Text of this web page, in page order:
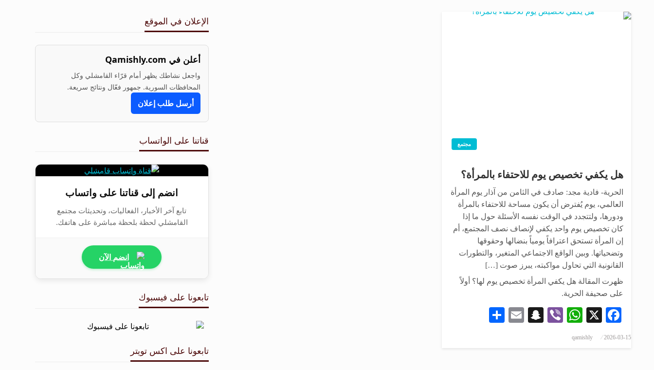
مجتمع
هل يكفي تخصيص يوم للاحتفاء بالمرأة؟
الحرية- فادية مجد: صادف في الثامن من آذار يوم المرأة
العالمي، يوم يُفترض أن يكون مساحة للاحتفاء بالمرأة
ودورها، ولتتجدد في الوقت نفسه الأسئلة حول ما إذا
كان تخصيص يوم واحد يكفي لإنصاف نصف المجتمع، أم
إن المرأة تستحق اعترافاً يومياً بنضالها وحقوقها
وتضحياتها. ‏وبين الواقع الاجتماعي المتغير، والتطورات
القانونية التي تحاول مواكبته، يبرز صوت […]
ظهرت المقالة هل يكفي المرأة تخصيص يوم لها؟ أولاً
على صحيفة الحرية.
Facebook
X
WhatsApp
Viber
Snapchat
Email
نُشر
2026-03-15
qamishly
الإعلان في الموقع
أعلن في Qamishly.com
واجعل نشاطك يظهر أمام قرّاء القامشلي وكل
المحافظات السورية. جمهور فعّال ونتائج سريعة.
أرسل طلب إعلان
قناتنا على الواتساب
انضم إلى قناتنا على واتساب
تابع آخر الأخبار، الفعاليات، وتحديثات مجتمع
القامشلي لحظة بلحظة مباشرة على هاتفك.
انضم الآن
تابعونا على فيسبوك
تابعونا على اكس تويتر